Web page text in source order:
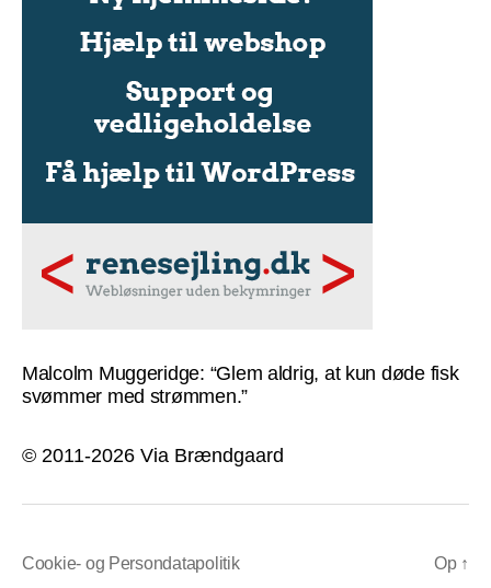
Malcolm Muggeridge: “Glem aldrig, at kun døde fisk
svømmer med strømmen.”
© 2011-2026 Via Brændgaard
Cookie- og Persondatapolitik Op ↑